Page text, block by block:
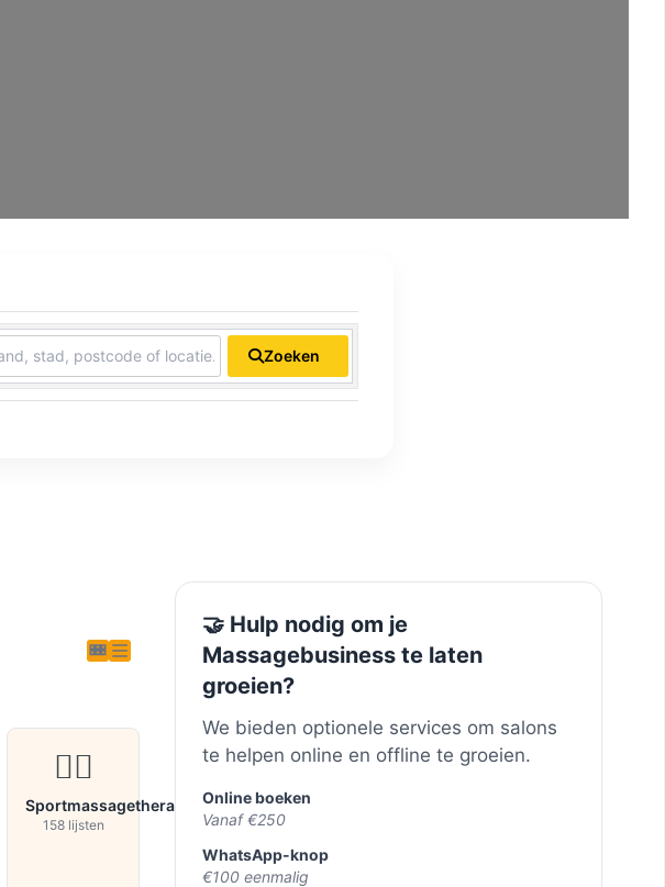
Zoeken
🏋️‍♀️
Sportmassagetherapeut
158 lijsten
🤝 Hulp nodig om je
Massagebusiness te laten
groeien?
We bieden optionele services om salons
te helpen online en offline te groeien.
Online boeken
Vanaf €250
WhatsApp-knop
€100 eenmalig